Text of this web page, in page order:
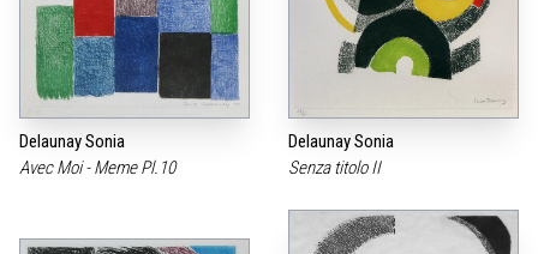
Delaunay Sonia
Avec Moi - Meme Pl.10
Delaunay Sonia
Senza titolo II